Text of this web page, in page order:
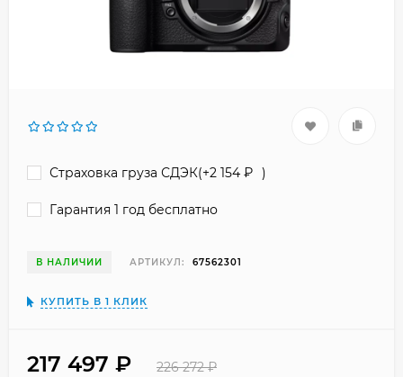
Страховка груза СДЭК(+2 154 )
Гарантия 1 год бесплатно
В НАЛИЧИИ АРТИКУЛ: 67562301
КУПИТЬ В 1 КЛИК
217 497 226 272